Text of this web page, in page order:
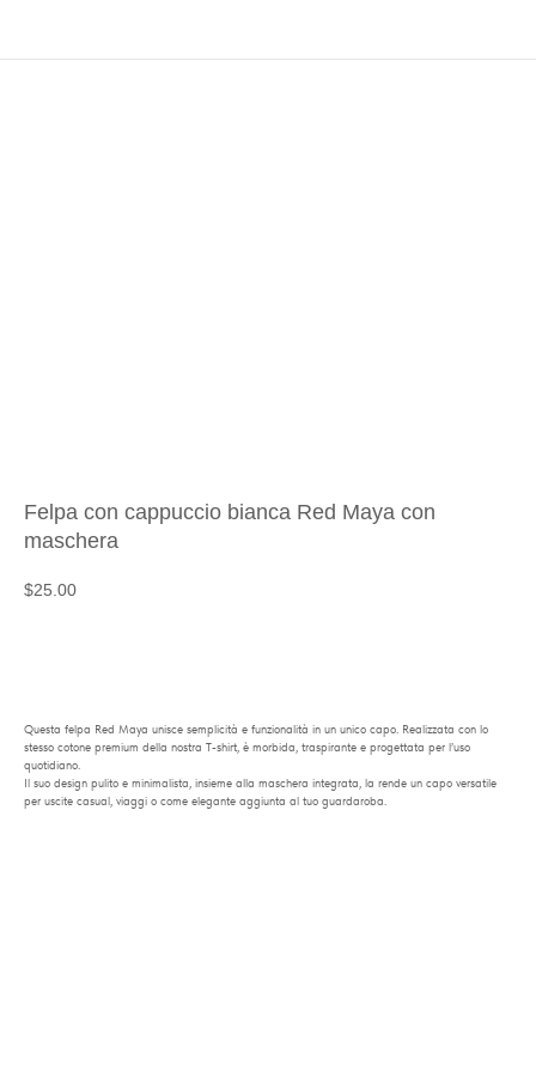
Felpa con cappuccio bianca Red Maya con
maschera
$25.00
Questa felpa Red Maya unisce semplicità e funzionalità in un unico capo. Realizzata con lo
stesso cotone premium della nostra T-shirt, è morbida, traspirante e progettata per l’uso
quotidiano.
Il suo design pulito e minimalista, insieme alla maschera integrata, la rende un capo versatile
per uscite casual, viaggi o come elegante aggiunta al tuo guardaroba.